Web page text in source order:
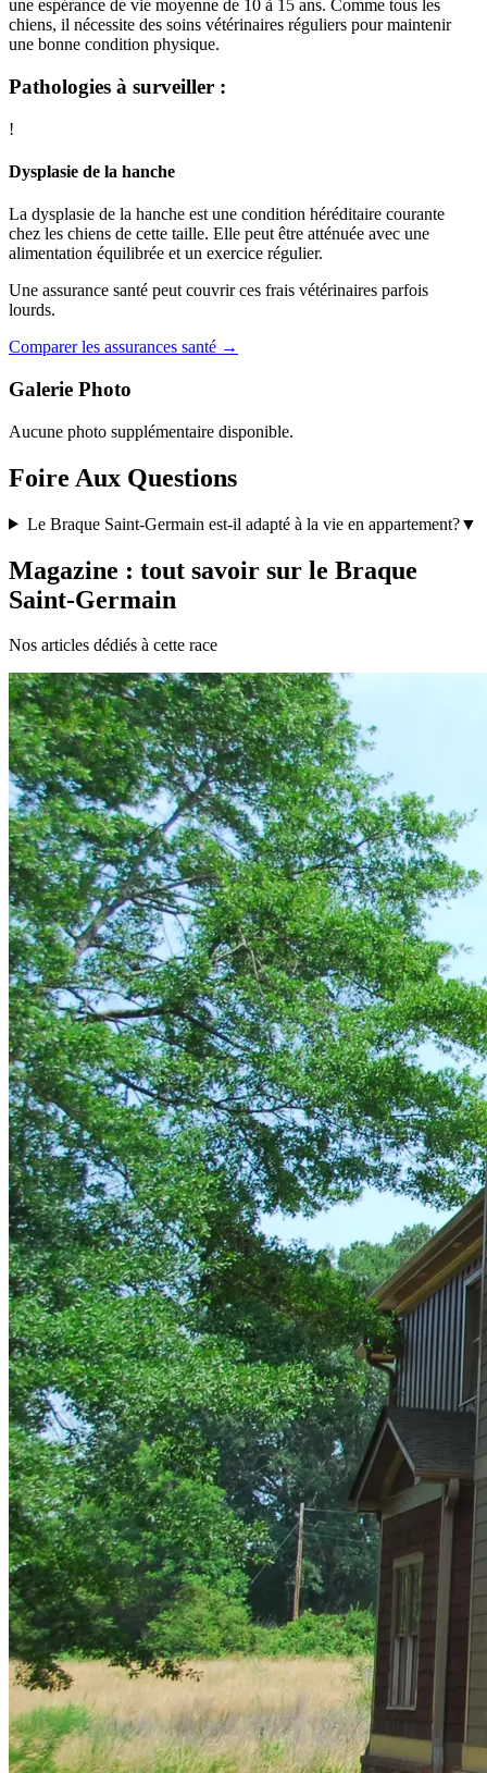
une espérance de vie moyenne de 10 à 15 ans. Comme tous les
chiens, il nécessite des soins vétérinaires réguliers pour maintenir
une bonne condition physique.
Pathologies à surveiller :
!
Dysplasie de la hanche
La dysplasie de la hanche est une condition héréditaire courante
chez les chiens de cette taille. Elle peut être atténuée avec une
alimentation équilibrée et un exercice régulier.
Une assurance santé peut couvrir ces frais vétérinaires parfois
lourds.
Comparer les assurances santé →
Galerie Photo
Aucune photo supplémentaire disponible.
Foire Aux Questions
Le Braque Saint-Germain est-il adapté à la vie en appartement?▼
Magazine : tout savoir sur le Braque
Saint-Germain
Nos articles dédiés à cette race